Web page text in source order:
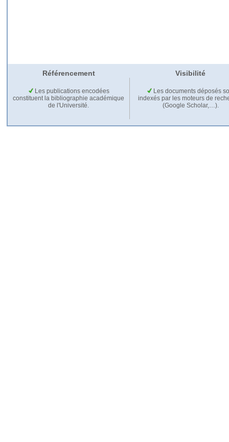
Référencement Visibilité
Les publications encodées
constituent la bibliographie académique
de l'Université.
Les documents déposés
indexés par les moteurs de
(Google Scholar,…).